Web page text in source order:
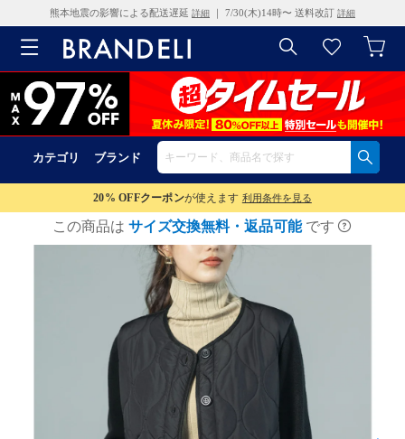
熊本地震の影響による配送遅延 詳細 ｜ 7/30(木)14時〜 送料改訂 詳細
カテゴリ ブランド
20% OFFクーポンが使えます 利用条件を見る
この商品は サイズ交換無料・返品可能 です